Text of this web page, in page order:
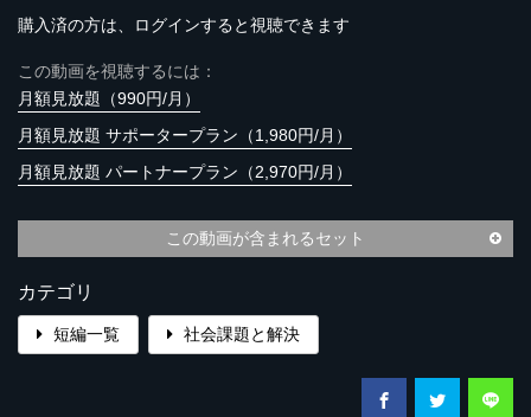
購入済の方は、ログインすると視聴できます
この動画を視聴するには：
月額見放題（990円/月）
月額見放題 サポータープラン（1,980円/月）
月額見放題 パートナープラン（2,970円/月）
この動画が含まれるセット
カテゴリ
短編一覧 社会課題と解決